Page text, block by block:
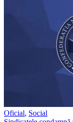
Oficial, Social